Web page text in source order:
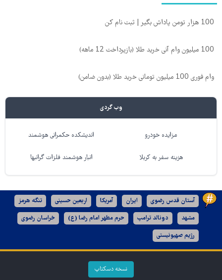
100 هزار تومن پاداش بگیر | ثبت نام کن
100 میلیون وام آنی خرید طلا (بازپرداخت 12 ماهه)
وام فوری 100 میلیون تومانی خرید طلا (بدون ضامن)
وب گردی
مزایده خودرو اندیشکده حکمرانی هوشمند
هزینه سفر به کربلا انبار هوشمند فلزات گرانبها
آستان قدس رضوی ایران آمریکا اربعین حسینی تنگه هرمز
مشهد دونالد ترامپ حرم مطهر امام رضا (ع) خراسان رضوی
رژیم صهیونیستی
نسخه دسکتاپ